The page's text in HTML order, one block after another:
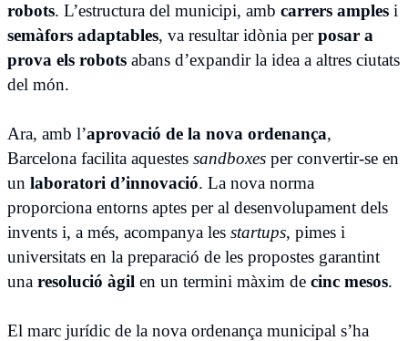
robots. L’estructura del municipi, amb carrers amples i
semàfors adaptables, va resultar idònia per posar a
prova els robots abans d’expandir la idea a altres ciutats
del món.
Ara, amb l’aprovació de la nova ordenança,
Barcelona facilita aquestes sandboxes per convertir-se en
un laboratori d’innovació. La nova norma
proporciona entorns aptes per al desenvolupament dels
invents i, a més, acompanya les startups, pimes i
universitats en la preparació de les propostes garantint
una resolució àgil en un termini màxim de cinc mesos.
El marc jurídic de la nova ordenança municipal s’ha